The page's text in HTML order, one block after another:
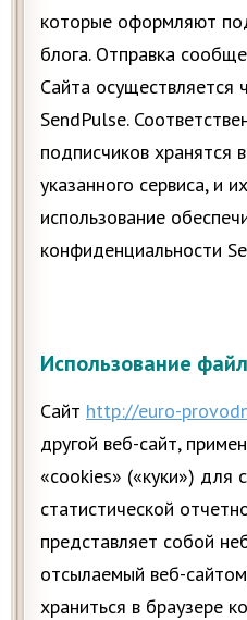
которые оформляют
блога. Отправка
Сайта осуществляется
SendPulse.
подписчиков хранятся
указанного сервиса, и
использование
конфиденциальности
Использование
Сайт http://euro-
другой веб-сайт,
«cookies» («куки») для
статистической
представляет собой
отсылаемый веб-
храниться в браузере